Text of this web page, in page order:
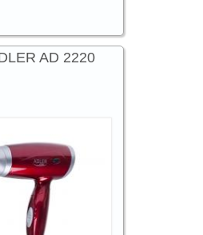
AD 2220